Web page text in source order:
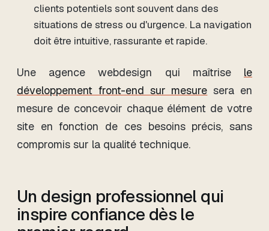
clients potentiels sont souvent dans des
situations de stress ou d'urgence. La navigation
doit être intuitive, rassurante et rapide.
Une agence webdesign qui maîtrise le
développement front-end sur mesure sera en
mesure de concevoir chaque élément de votre
site en fonction de ces besoins précis, sans
compromis sur la qualité technique.
Un design professionnel qui
inspire confiance dès le